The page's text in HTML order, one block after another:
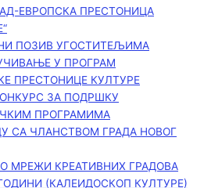
ЕВРОПСКА ПРЕСТОНИЦА
ПОЗИВ УГОСТИТЕЉИМА
У ПРОГРАМ
ПРЕСТОНИЦЕ КУЛТУРЕ
ЗА ПОДРШКУ
ПРОГРАМИМА
СА ЧЛАНСТВОМ ГРАДА НОВОГ
МРЕЖИ КРЕАТИВНИХ ГРАДОВА
(КАЛЕИДОСКОП КУЛТУРЕ)